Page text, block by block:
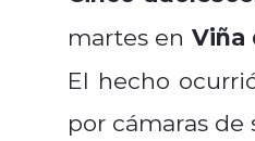
martes en Viña
El hecho
por cámaras